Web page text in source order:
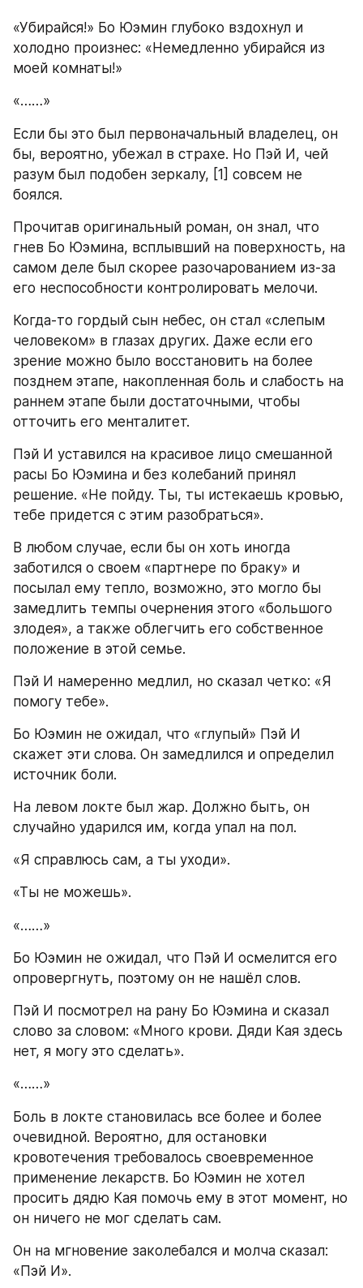
«Убирайся!» Бо Юэмин глубоко вздохнул и
холодно произнес: «Немедленно убирайся из
моей комнаты!»
«……»
Если бы это был первоначальный владелец, он
бы, вероятно, убежал в страхе. Но Пэй И, чей
разум был подобен зеркалу, [1] совсем не
боялся.
Прочитав оригинальный роман, он знал, что
гнев Бо Юэмина, всплывший на поверхность, на
самом деле был скорее разочарованием из-за
его неспособности контролировать мелочи.
Когда-то гордый сын небес, он стал «слепым
человеком» в глазах других. Даже если его
зрение можно было восстановить на более
позднем этапе, накопленная боль и слабость на
раннем этапе были достаточными, чтобы
отточить его менталитет.
Пэй И уставился на красивое лицо смешанной
расы Бо Юэмина и без колебаний принял
решение. «Не пойду. Ты, ты истекаешь кровью,
тебе придется с этим разобраться».
В любом случае, если бы он хоть иногда
заботился о своем «партнере по браку» и
посылал ему тепло, возможно, это могло бы
замедлить темпы очернения этого «большого
злодея», а также облегчить его собственное
положение в этой семье.
Пэй И намеренно медлил, но сказал четко: «Я
помогу тебе».
Бо Юэмин не ожидал, что «глупый» Пэй И
скажет эти слова. Он замедлился и определил
источник боли.
На левом локте был жар. Должно быть, он
случайно ударился им, когда упал на пол.
«Я справлюсь сам, а ты уходи».
«Ты не можешь».
«……»
Бо Юэмин не ожидал, что Пэй И осмелится его
опровергнуть, поэтому он не нашёл слов.
Пэй И посмотрел на рану Бо Юэмина и сказал
слово за словом: «Много крови. Дяди Кая здесь
нет, я могу это сделать».
«……»
Боль в локте становилась все более и более
очевидной. Вероятно, для остановки
кровотечения требовалось своевременное
применение лекарств. Бо Юэмин не хотел
просить дядю Кая помочь ему в этот момент, но
он ничего не мог сделать сам.
Он на мгновение заколебался и молча сказал:
«Пэй И».